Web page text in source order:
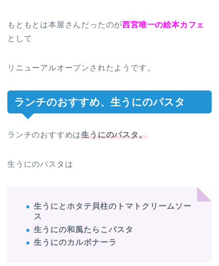
もともとは本屋さんだったのが西宮唯一の絵本カフェ
として
リニューアルオープンされたようです。
ランチのおすすめ、生うにのパスタ
ランチのおすすめは生うにのパスタ。
生うにのパスタは
生うにとホタテ貝柱のトマトクリームソー
ス
生うにの和風たらこパスタ
生うにのカルボナーラ